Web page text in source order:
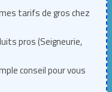
tarifs de gros chez
pros (Seigneurie,
conseil pour vous